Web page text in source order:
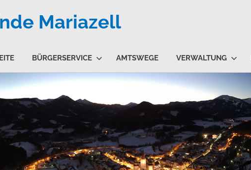
Mariazell
BÜRGERSERVICE AMTSWEGE VERWALTUNG